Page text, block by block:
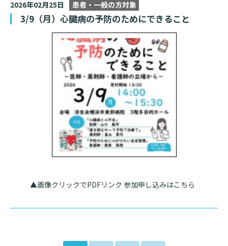
2026年02月25日 患者・一般の方対象
3/9（月）心臓病の予防のためにできること
▲画像クリックでPDFリンク 参加申し込みはこちら